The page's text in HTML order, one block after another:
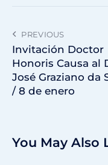
PREVIOUS
Invitación Doctor
Honoris Causa al
José Graziano da
/ 8 de enero
You May Also